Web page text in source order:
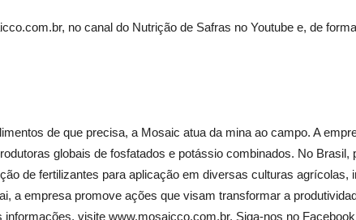
no canal do Nutrição de Safras no Youtube e, de
de que precisa, a Mosaic atua da mina ao campo. A
globais de fosfatados e potássio combinados. No
de fertilizantes para aplicação em diversas culturas agrícolas,
a empresa promove ações que visam transformar a
visite www.mosaicco.com.br. Siga-nos no